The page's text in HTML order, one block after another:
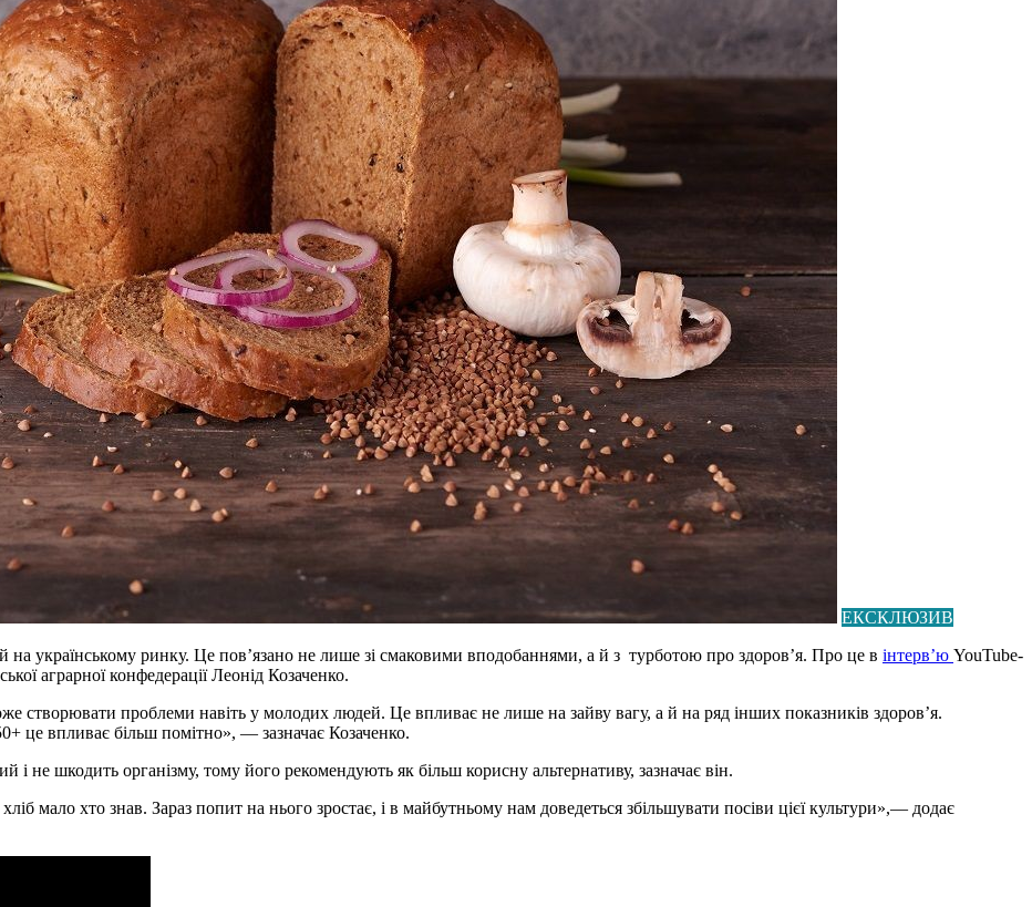
ЕКСКЛЮЗИВ
українському ринку. Це пов’язано не лише зі смаковими вподобаннями, а й з турботою про здоров’я. Про це в інтерв’ю YouTube-
аграрної конфедерації Леонід Козаченко.
створювати проблеми навіть у молодих людей. Це впливає не лише на зайву вагу, а й на ряд інших показників здоров’я.
це впливає більш помітно», — зазначає Козаченко.
і не шкодить організму, тому його рекомендують як більш корисну альтернативу, зазначає він.
мало хто знав. Зараз попит на нього зростає, і в майбутньому нам доведеться збільшувати посіви цієї культури»,— додає